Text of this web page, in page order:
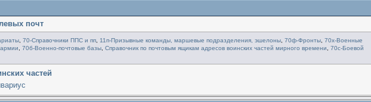
почт
, 70-Справочники ППС и пп, 11п-Призывные команды, маршевые подразделения, эшелоны, 70ф-Фронты, 70х-Военные
70б-Военно-почтовые базы, Справочник по почтовым ящикам адресов воинских частей мирного времени
70с-Боевой
частей